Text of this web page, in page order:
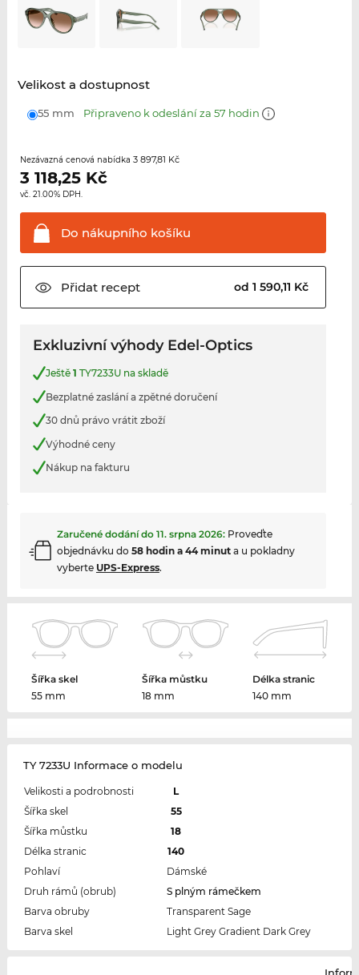
Velikost a dostupnost
55 mm Připraveno k odeslání za 57 hodin
Nezávazná cenová nabídka 3 897,81 Kč
3 118,25Kč
vč. 21.00% DPH.
Do nákupního košíku
Přidatrecept od 1 590,11 Kč
Exkluzivní výhody Edel-Optics
Ještě 1 TY7233U na skladě
Bezplatné zaslání a zpětné doručení
30 dnů právo vrátit zboží
Výhodné ceny
Nákup na fakturu
Zaručené dodání do 11. srpna 2026: Proveďte
objednávku do 58 hodin a 44 minuta u pokladny
vyberte UPS-Express.
Šířka skel
55 mm
Šířka můstku
18 mm
Délka stranic
140 mm
TY 7233U Informace o modelu
Velikosti a podrobnosti
L
Šířka skel
55
Šířka můstku
18
Délka stranic
140
Pohlaví
Dámské
Druh rámů (obrub)
S plným rámečkem
Barva obruby
Transparent Sage
Barva skel
Light Grey Gradient Dark Grey